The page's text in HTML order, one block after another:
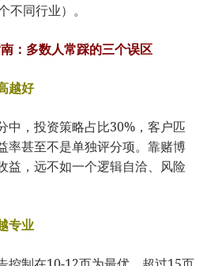
不同行业）。
：多数人常踩的三个误区
越好
中，投资策略占比30%，客户匹
率甚至不是单独评分项。靠赌博
益，远不如一个逻辑自洽、风险
专业